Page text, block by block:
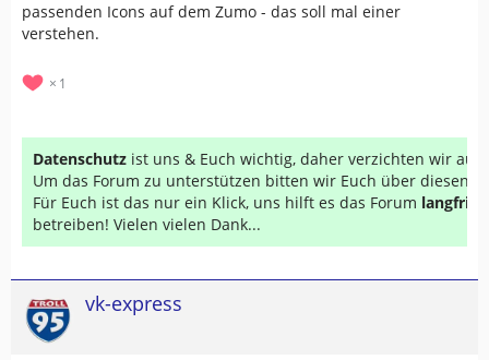
passenden Icons auf dem Zumo - das soll mal einer
verstehen.
1
Datenschutz ist uns & Euch wichtig, daher verzichten wir auf
Um das Forum zu unterstützen bitten wir Euch über diesen
Für Euch ist das nur ein Klick, uns hilft es das Forum
betreiben! Vielen vielen Dank...
vk-express